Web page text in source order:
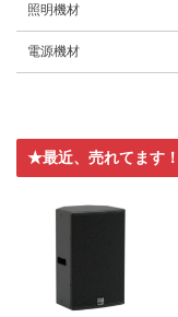
照明機材
電源機材
★最近、売れてます！